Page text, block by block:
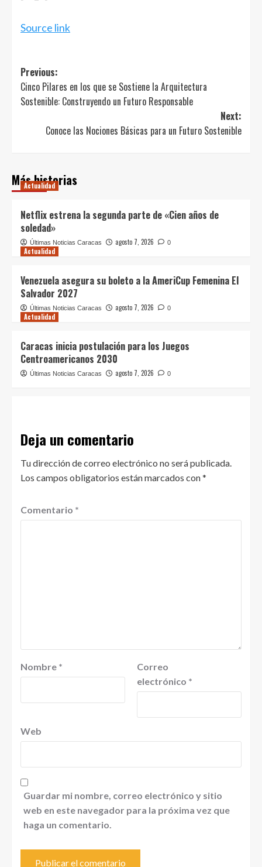
Source link
Post
navigation
Previous:
Cinco Pilares en los que se Sostiene la Arquitectura
Sostenible: Construyendo un Futuro Responsable
Next:
Conoce las Nociones Básicas para un Futuro Sostenible
Más historias
Actualidad
Netflix estrena la segunda parte de «Cien años de
soledad»
Últimas Noticias Caracas agosto 7, 2026 0
Actualidad
Venezuela asegura su boleto a la AmeriCup Femenina El
Salvador 2027
Últimas Noticias Caracas agosto 7, 2026 0
Actualidad
Caracas inicia postulación para los Juegos
Centroamericanos 2030
Últimas Noticias Caracas agosto 7, 2026 0
Deja un comentario
Tu dirección de correo electrónico no será publicada.
Los campos obligatorios están marcados con*
Comentario *
Nombre *
Correo
electrónico *
Web
Guardar mi nombre, correo electrónico y sitio
web en este navegador para la próxima vez que
haga un comentario.